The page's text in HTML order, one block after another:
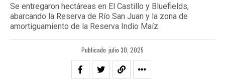
Se entregaron hectáreas en El Castillo y Bluefields,
abarcando la Reserva de Río San Juan y la zona de
amortiguamiento de la Reserva Indio Maíz.
Publicado julio 30, 2025